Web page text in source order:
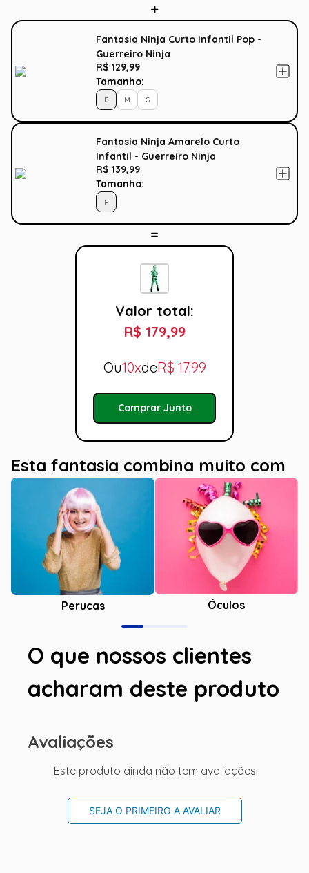
Fantasia Ninja Curto Infantil Pop -
Guerreiro Ninja
R$ 129,99
Tamanho:
P M G
Fantasia Ninja Amarelo Curto
Infantil - Guerreiro Ninja
R$ 139,99
Tamanho:
P
Valor total:
R$ 179,99
Ou10xdeR$ 17.99
Comprar Junto
Esta fantasia combina muito com
Perucas Óculos
O que nossos clientes
acharam deste produto
Avaliações
Este produto ainda não tem avaliações
SEJA O PRIMEIRO A AVALIAR